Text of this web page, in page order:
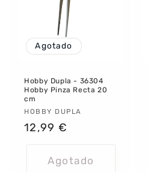
Agotado
Hobby Dupla - 36304
Hobby Pinza Recta 20
cm
Proveedor:
HOBBY DUPLA
Precio
12,99 €
Agotado